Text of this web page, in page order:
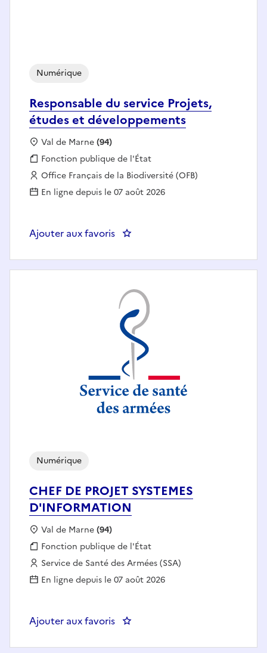
Responsable du service Projets,
études et développements
Numérique
Localisation :
Val de Marne(94)
Fonction publique :
Fonction publique de l'État
Employeur :
Office Français de la Biodiversité (OFB)
En ligne depuis le 07 août 2026
Ajouter aux favoris : Responsable du service
CHEF DE PROJET SYSTEMES
D'INFORMATION
Numérique
Localisation :
Val de Marne(94)
Fonction publique :
Fonction publique de l'État
Employeur :
Service de Santé des Armées (SSA)
En ligne depuis le 07 août 2026
Ajouter aux favoris : CHEF DE PROJET SYSTEMES